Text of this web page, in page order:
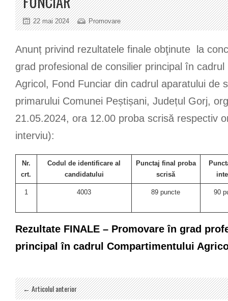
22 mai 2024 Promovare
Anunț privind rezultatele finale obţinute la
grad profesional de consilier principal în
Agricol, Fond Funciar din cadrul aparatului de
primarului Comunei Peștișani, Județul Gorj,
21.05.2024, ora 12.00 proba scrisă respectiv
interviu):
Nr.
crt.
Codul de identificare al
candidatului
Punctaj final proba
scrisă
1 4003 89 puncte 90
Rezultate FINALE – Promovare în grad
principal în cadrul Compartimentului
← Articolul anterior